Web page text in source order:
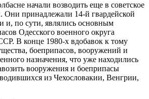
начали возводить еще в советское
Они принадлежали 14-й гвардейской
и, по сути, являлись основным
Одесского военного округа
В конце 1980-х вдобавок к тому
боеприпасов, вооружений и
назначения, что уже находились
вооружения и боеприпасы
из Чехословакии, Венгрии,